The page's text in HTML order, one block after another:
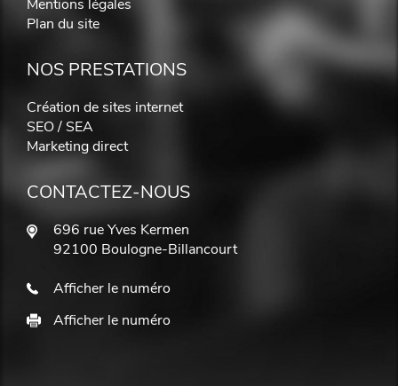
Mentions légales
Plan du site
NOS PRESTATIONS
Création de sites internet
SEO / SEA
Marketing direct
CONTACTEZ-NOUS
696 rue Yves Kermen
92100 Boulogne-Billancourt
Afficher le numéro
Afficher le numéro